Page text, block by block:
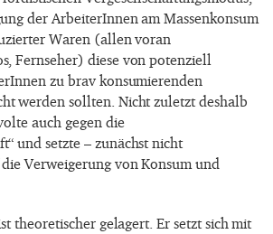
der ArbeiterInnen am Massenkonsum
Waren (allen voran
Fernseher) diese von potenziell
zu brav konsumierenden
werden sollten. Nicht zuletzt deshalb
auch gegen die
und setzte – zunächst nicht
Verweigerung von Konsum und
theoretischer gelagert. Er setzt sich mit